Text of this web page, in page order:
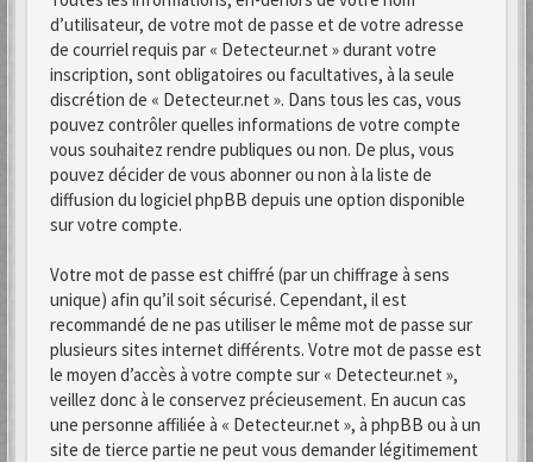
d’utilisateur, de votre mot de passe et de votre adresse
de courriel requis par « Detecteur.net » durant votre
inscription, sont obligatoires ou facultatives, à la seule
discrétion de « Detecteur.net ». Dans tous les cas, vous
pouvez contrôler quelles informations de votre compte
vous souhaitez rendre publiques ou non. De plus, vous
pouvez décider de vous abonner ou non à la liste de
diffusion du logiciel phpBB depuis une option disponible
sur votre compte.
Votre mot de passe est chiffré (par un chiffrage à sens
unique) afin qu’il soit sécurisé. Cependant, il est
recommandé de ne pas utiliser le même mot de passe sur
plusieurs sites internet différents. Votre mot de passe est
le moyen d’accès à votre compte sur « Detecteur.net »,
veillez donc à le conservez précieusement. En aucun cas
une personne affiliée à « Detecteur.net », à phpBB ou à un
site de tierce partie ne peut vous demander légitimement